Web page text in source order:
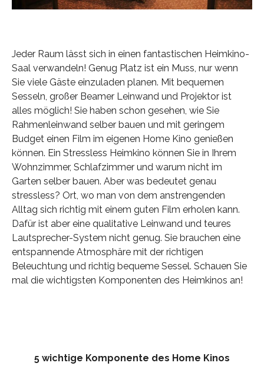
Jeder Raum lässt sich in einen fantastischen Heimkino-
Saal verwandeln! Genug Platz ist ein Muss, nur wenn
Sie viele Gäste einzuladen planen. Mit bequemen
Sesseln, großer Beamer Leinwand und Projektor ist
alles möglich! Sie haben schon gesehen, wie Sie
Rahmenleinwand selber bauen und mit geringem
Budget einen Film im eigenen Home Kino genießen
können. Ein Stressless Heimkino können Sie in Ihrem
Wohnzimmer, Schlafzimmer und warum nicht im
Garten selber bauen. Aber was bedeutet genau
stressless? Ort, wo man von dem anstrengenden
Alltag sich richtig mit einem guten Film erholen kann.
Dafür ist aber eine qualitative Leinwand und teures
Lautsprecher-System nicht genug. Sie brauchen eine
entspannende Atmosphäre mit der richtigen
Beleuchtung und richtig bequeme Sessel. Schauen Sie
mal die wichtigsten Komponenten des Heimkinos an!
5 wichtige Komponente des Home Kinos